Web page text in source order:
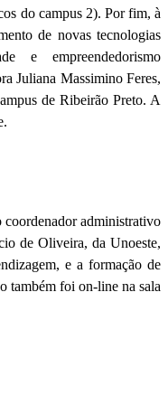
do campus 2). Por fim, à
de novas tecnologias
e empreendedorismo
Juliana Massimino Feres,
de Ribeirão Preto. A
coordenador administrativo
de Oliveira, da Unoeste,
e a formação de
também foi on-line na sala